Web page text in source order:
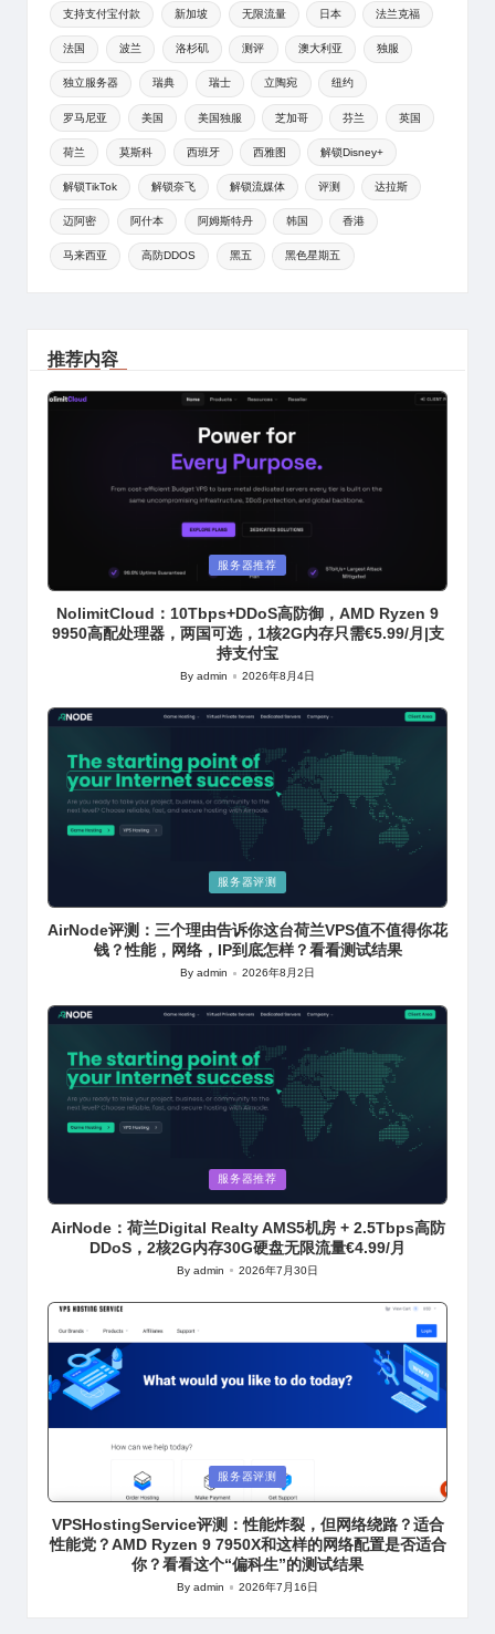
支持支付宝付款 新加坡 无限流量 日本 法兰克福
法国 波兰 洛杉矶 测评 澳大利亚 独服
独立服务器 瑞典 瑞士 立陶宛 纽约
罗马尼亚 美国 美国独服 芝加哥 芬兰 英国
荷兰 莫斯科 西班牙 西雅图 解锁Disney+
解锁TikTok 解锁奈飞 解锁流媒体 评测 达拉斯
迈阿密 阿什本 阿姆斯特丹 韩国 香港
马来西亚 高防DDOS 黑五 黑色星期五
推荐内容
Posted
in
服务器推荐
NolimitCloud：10Tbps+DDoS高防御，AMD Ryzen 9
9950高配处理器，两国可选，1核2G内存只需€5.99/月|支
持支付宝
Posted
Byadmin 2026年8月4日
in
服务器评测
AirNode评测：三个理由告诉你这台荷兰VPS值不值得你花
钱？性能，网络，IP到底怎样？看看测试结果
Posted
Byadmin 2026年8月2日
in
服务器推荐
AirNode：荷兰Digital Realty AMS5机房 + 2.5Tbps高防
DDoS，2核2G内存30G硬盘无限流量€4.99/月
Posted
Byadmin 2026年7月30日
in
服务器评测
VPSHostingService评测：性能炸裂，但网络绕路？适合
性能党？AMD Ryzen 9 7950X和这样的网络配置是否适合
你？看看这个“偏科生”的测试结果
Posted
Byadmin 2026年7月16日